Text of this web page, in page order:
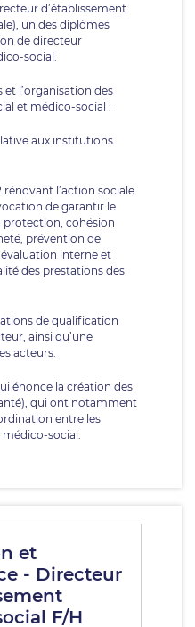
d’établissement
un des diplômes
de directeur
social.
et l’organisation des
et médico-social :
aux institutions
rénovant l’action sociale
de garantir le
protection, cohésion
prévention de
évaluation interne et
des prestations des
de qualification
ainsi qu’une
acteurs.
énonce la création des
qui ont notamment
entre les
social.
et
- Directeur
F/H